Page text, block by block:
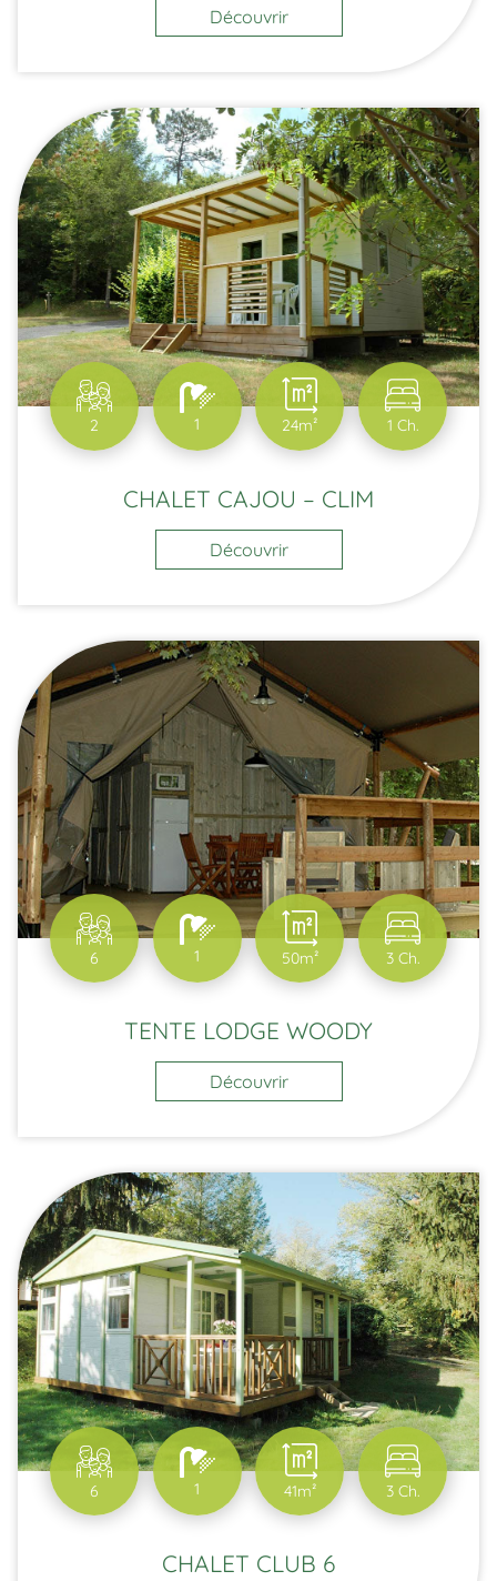
Découvrir
2 1 24m² 1 Ch.
CHALET CAJOU – CLIM
Découvrir
6 1 50m² 3 Ch.
TENTE LODGE WOODY
Découvrir
6 1 41m² 3 Ch.
CHALET CLUB 6